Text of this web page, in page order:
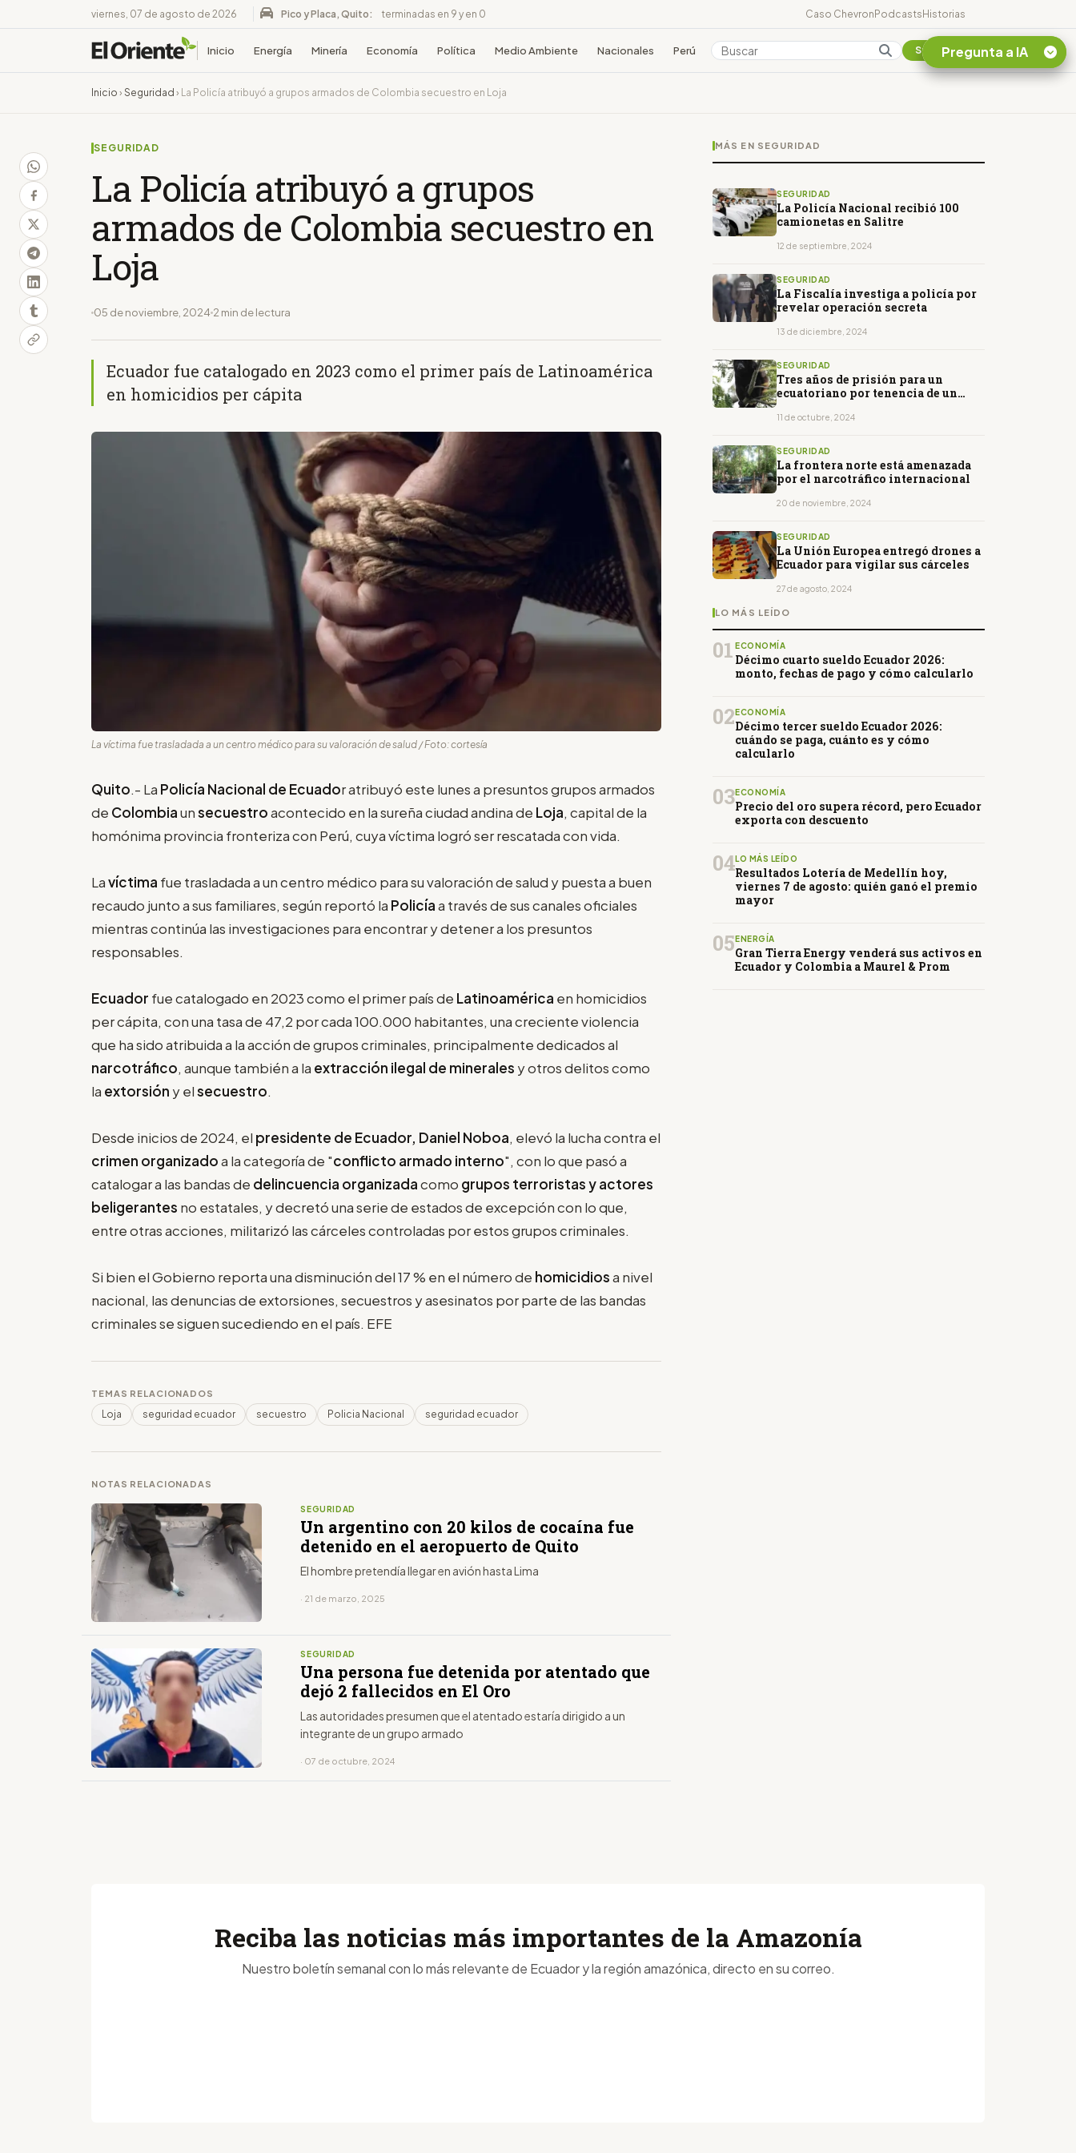
viernes, 07 de agosto de 2026 Pico y Placa, Quito: terminadas en 9 y en 0 Caso ChevronPodcastsHistorias
Inicio Energía Minería Economía Política Medio Ambiente Nacionales Perú Colombia Suscribirse
Inicio › Seguridad › La Policía atribuyó a grupos armados de Colombia secuestro en Loja
SEGURIDAD
La Policía atribuyó a grupos
armados de Colombia secuestro en
Loja
05 de noviembre, 2024 2 min de lectura
Ecuador fue catalogado en 2023 como el primer país de Latinoamérica
en homicidios per cápita
La víctima fue trasladada a un centro médico para su valoración de salud / Foto: cortesía
Quito.- La Policía Nacional de Ecuador atribuyó este lunes a presuntos grupos armados
de Colombiaunsecuestroacontecido en la sureña ciudad andina de Loja, capital de la
homónima provincia fronteriza con Perú, cuya víctima logró ser rescatada con vida.
Lavíctima fue trasladada a un centro médico para su valoración de salud y puesta a buen
recaudo junto a sus familiares, según reportó la Policíaa través de sus canales oficiales
mientras continúa las investigaciones para encontrar y detener a los presuntos
responsables.
Ecuador fue catalogado en 2023 como el primer país de Latinoamérica en homicidios
per cápita, con una tasa de 47,2 por cada 100.000 habitantes, una creciente violencia
que ha sido atribuida a la acción de grupos criminales, principalmente dedicados al
narcotráfico, aunque también a la extracción ilegal de minerales y otros delitos como
la extorsión y elsecuestro.
Desde inicios de 2024, el presidente de Ecuador, Daniel Noboa, elevó la lucha contra el
crimen organizadoa la categoría de "conflicto armado interno", con lo que pasó a
catalogar a las bandas de delincuencia organizadacomo grupos terroristas y actores
beligerantes no estatales, y decretó una serie de estados de excepción con lo que,
entre otras acciones, militarizó las cárceles controladas por estos grupos criminales.
Si bien el Gobierno reporta una disminución del 17 % en el número de homicidiosa nivel
nacional, las denuncias de extorsiones, secuestros y asesinatos por parte de las bandas
criminales se siguen sucediendo en el país. EFE
TEMAS RELACIONADOS
Loja seguridad ecuador secuestro Policia Nacional seguridad ecuador
NOTAS RELACIONADAS
SEGURIDAD
Un argentino con 20 kilos de cocaína fue
detenido en el aeropuerto de Quito
El hombre pretendía llegar en avión hasta Lima
· 21 de marzo, 2025
SEGURIDAD
Una persona fue detenida por atentado que
dejó 2 fallecidos en El Oro
Las autoridades presumen que el atentado estaría dirigido a un
integrante de un grupo armado
· 07 de octubre, 2024
MÁS EN SEGURIDAD
SEGURIDAD
La Policía Nacional recibió 100
camionetas en Salitre
12 de septiembre, 2024
SEGURIDAD
La Fiscalía investiga a policía por
revelar operación secreta
13 de diciembre, 2024
SEGURIDAD
Tres años de prisión para un
ecuatoriano por tenencia de un
11 de octubre, 2024
SEGURIDAD
La frontera norte está amenazada
por el narcotráfico internacional
20 de noviembre, 2024
SEGURIDAD
La Unión Europea entregó drones a
Ecuador para vigilar sus cárceles
27 de agosto, 2024
LO MÁS LEÍDO
01 ECONOMÍA
Décimo cuarto sueldo Ecuador 2026:
monto, fechas de pago y cómo calcularlo
02 ECONOMÍA
Décimo tercer sueldo Ecuador 2026:
cuándo se paga, cuánto es y cómo
calcularlo
03ECONOMÍA
Precio del oro supera récord, pero Ecuador
exporta con descuento
04LO MÁS LEÍDO
Resultados Lotería de Medellín hoy,
viernes 7 de agosto: quién ganó el premio
mayor
05 ENERGÍA
Gran Tierra Energy venderá sus activos en
Ecuador y Colombia a Maurel & Prom
Pregunta a IA
Reciba las noticias más importantes de la Amazonía
Nuestro boletín semanal con lo más relevante de Ecuador y la región amazónica, directo en su correo.